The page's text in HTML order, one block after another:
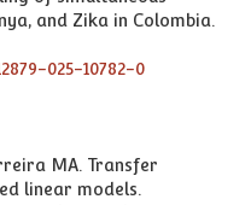
and Zika in Colombia.
025-10782-0
MA. Transfer
linear models.